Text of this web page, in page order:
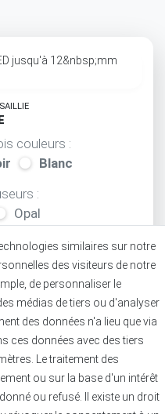
couleurs :
Blanc
:
Opal
Clair
similaires sur notre
des visiteurs de notre
de personnaliser le
médias de tiers ou d'analyser
des données n'a lieu que via
ces données avec des tiers
Le traitement des
ou sur la base d'un intérêt
ou refusé. Il existe un droit